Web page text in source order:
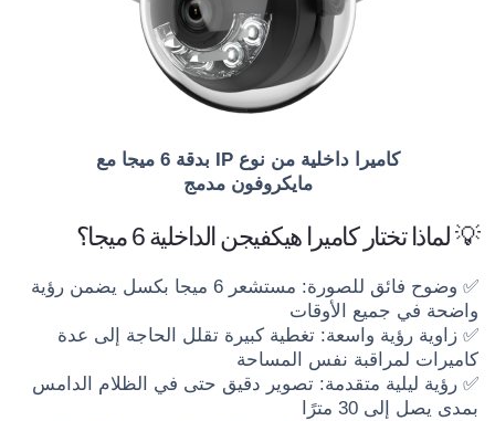
كاميرا داخلية من نوع IP بدقة 6 ميجا مع
مايكروفون مدمج
💡 لماذا تختار كاميرا هيكفيجن الداخلية 6 ميجا؟
✅ وضوح فائق للصورة: مستشعر 6 ميجا بكسل يضمن رؤية
واضحة في جميع الأوقات
✅ زاوية رؤية واسعة: تغطية كبيرة تقلل الحاجة إلى عدة
كاميرات لمراقبة نفس المساحة
✅ رؤية ليلية متقدمة: تصوير دقيق حتى في الظلام الدامس
بمدى يصل إلى 30 مترًا